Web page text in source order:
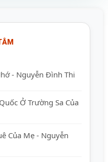
- Nguyễn Đình Thi
Quốc Ở Trường Sa
Của Mẹ - Nguyễn